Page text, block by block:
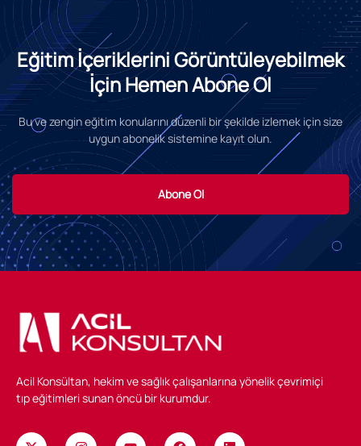
Eğitim İçeriklerini Görüntüleyebilmek
İçin Hemen Abone Ol
Bu ve zengin eğitim konularını düzenli bir şekilde izlemek için size
uygun abonelik sistemine kayıt olun.
Abone Ol
Acil Konsültan, hekim ve sağlık çalışanlarına yönelik çevrimiçi
tıp eğitimleri sunan öncü bir kurumdur.